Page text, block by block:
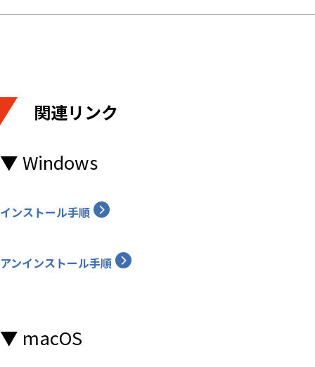
2．2012年11月13日改定、同日よ
3．2022年11月14日改定、同日より
関連リンク
▼ Windows
インストール手順
アンインストール手順
▼ macOS